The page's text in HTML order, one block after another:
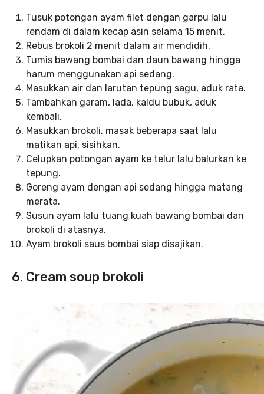
Tusuk potongan ayam filet dengan garpu lalu
rendam di dalam kecap asin selama 15 menit.
Rebus brokoli 2 menit dalam air mendidih.
Tumis bawang bombai dan daun bawang hingga
harum menggunakan api sedang.
Masukkan air dan larutan tepung sagu, aduk rata.
Tambahkan garam, lada, kaldu bubuk, aduk
kembali.
Masukkan brokoli, masak beberapa saat lalu
matikan api, sisihkan.
Celupkan potongan ayam ke telur lalu balurkan ke
tepung.
Goreng ayam dengan api sedang hingga matang
merata.
Susun ayam lalu tuang kuah bawang bombai dan
brokoli di atasnya.
Ayam brokoli saus bombai siap disajikan.
6. Cream soup brokoli